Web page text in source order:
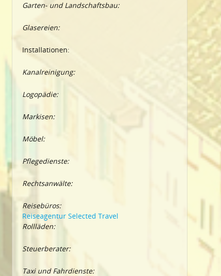
Garten- und Landschaftsbau:
Glasereien:
Installationen:
Kanalreinigung:
Logopädie:
Markisen:
Möbel:
Pflegedienste:
Rechtsanwälte:
Reisebüros:
Reiseagentur Selected Travel
Rollläden:
Steuerberater:
Taxi und Fahrdienste: